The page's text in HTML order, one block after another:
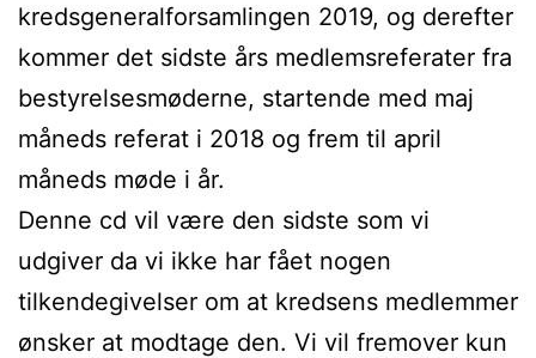
kredsgeneralforsamlingen 2019, og derefter
kommer det sidste års medlemsreferater fra
bestyrelsesmøderne, startende med maj
måneds referat i 2018 og frem til april
måneds møde i år.
Denne cd vil være den sidste som vi
udgiver da vi ikke har fået nogen
tilkendegivelser om at kredsens medlemmer
ønsker at modtage den. Vi vil fremover kun